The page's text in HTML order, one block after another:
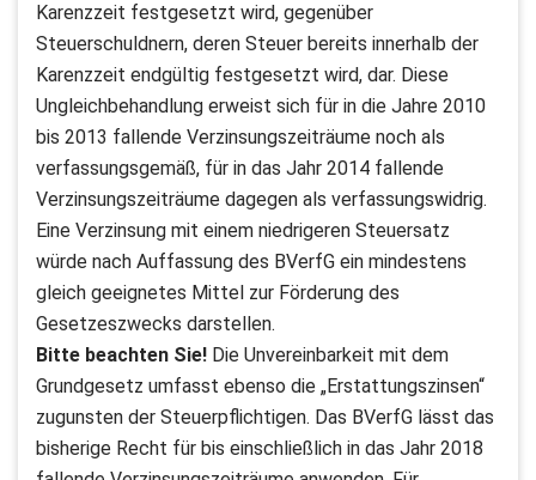
Karenzzeit festgesetzt wird, gegenüber
Steuerschuldnern, deren Steuer bereits innerhalb der
Karenzzeit endgültig festgesetzt wird, dar. Diese
Ungleichbehandlung erweist sich für in die Jahre 2010
bis 2013 fallende Verzinsungszeiträume noch als
verfassungsgemäß, für in das Jahr 2014 fallende
Verzinsungszeiträume dagegen als verfassungswidrig.
Eine Verzinsung mit einem niedrigeren Steuersatz
würde nach Auffassung des BVerfG ein mindestens
gleich geeignetes Mittel zur Förderung des
Gesetzeszwecks darstellen.
Bitte beachten Sie! Die Unvereinbarkeit mit dem
Grundgesetz umfasst ebenso die „Erstattungszinsen“
zugunsten der Steuerpflichtigen. Das BVerfG lässt das
bisherige Recht für bis einschließlich in das Jahr 2018